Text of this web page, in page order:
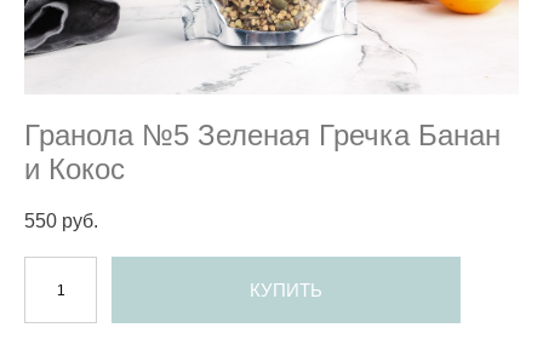
Гранола №5 Зеленая Гречка Банан
и Кокос
550 pуб.
КУПИТЬ